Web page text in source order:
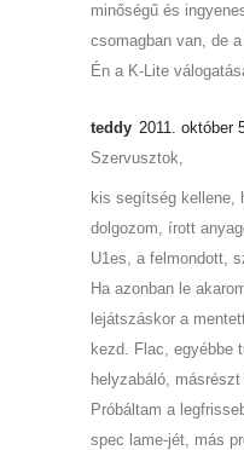
minőségű és
csomagban van, de
Én a K-Lite
teddy 2011. október
Szervusztok,
kis segítség kellene,
dolgozom, írott
U1es, a felmondott,
Ha azonban le
lejátszáskor a
kezd. Flac, egyébbe
helyzabáló,
Próbáltam a
spec lame-jét, más